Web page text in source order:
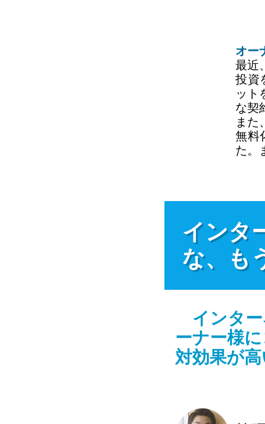
オー
最近
投資
ット
な契
また
無料
た。
インタ
な、も
インター
ーナー様
対効果が